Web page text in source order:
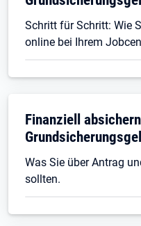
Schritt für Schritt: Wie
online bei Ihrem
Finanziell
Was Sie über Antrag
sollten.